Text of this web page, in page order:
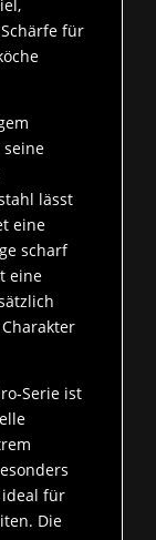
für
lässt
eine
scharf
eine
ist
ideal für
Die